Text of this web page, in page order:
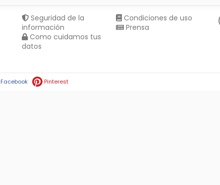
Seguridad de la
información
Como cuidamos tus
datos
Condiciones de uso
Prensa
Facebook Pinterest